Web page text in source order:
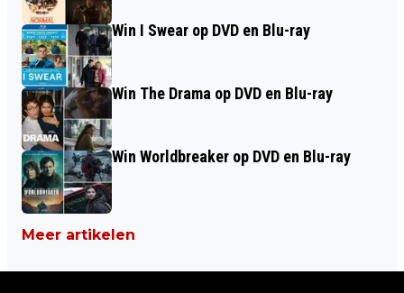
Win I Swear op DVD en Blu-ray
Win The Drama op DVD en Blu-ray
Win Worldbreaker op DVD en Blu-ray
Meer artikelen